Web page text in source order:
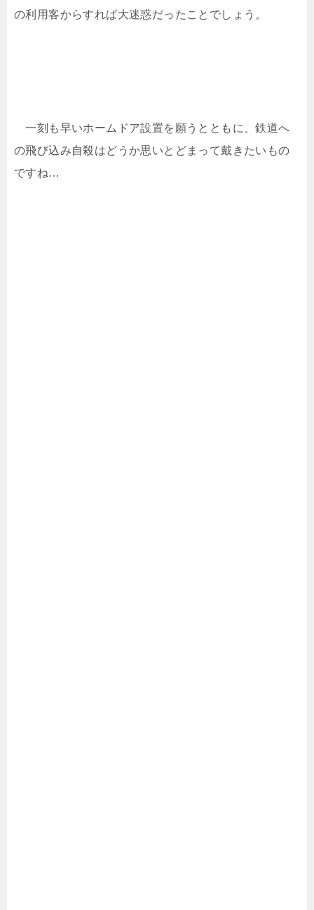
の利用客からすれば大迷惑だったことでしょう。
一刻も早いホームドア設置を願うとともに、鉄道へ
の飛び込み自殺はどうか思いとどまって戴きたいもの
ですね…